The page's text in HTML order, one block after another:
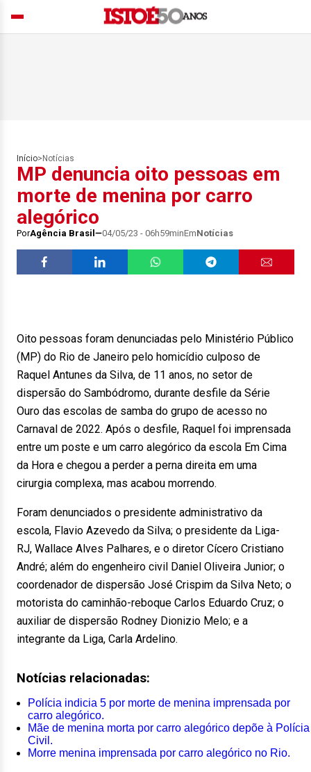
Início> Notícias
MP denuncia oito pessoas em
morte de menina por carro
alegórico
PorAgência Brasil 04/05/23 - 06h59minEmNotícias
Oito pessoas foram denunciadas pelo Ministério Público
(MP) do Rio de Janeiro pelo homicídio culposo de
Raquel Antunes da Silva, de 11 anos, no setor de
dispersão do Sambódromo, durante desfile da Série
Ouro das escolas de samba do grupo de acesso no
Carnaval de 2022. Após o desfile, Raquel foi imprensada
entre um poste e um carro alegórico da escola Em Cima
da Hora e chegou a perder a perna direita em uma
cirurgia complexa, mas acabou morrendo.
Foram denunciados o presidente administrativo da
escola, Flavio Azevedo da Silva; o presidente da Liga-
RJ, Wallace Alves Palhares, e o diretor Cícero Cristiano
André; além do engenheiro civil Daniel Oliveira Junior; o
coordenador de dispersão José Crispim da Silva Neto; o
motorista do caminhão-reboque Carlos Eduardo Cruz; o
auxiliar de dispersão Rodney Dionizio Melo; e a
integrante da Liga, Carla Ardelino.
Notícias relacionadas:
Polícia indicia 5 por morte de menina imprensada por
carro alegórico.
Mãe de menina morta por carro alegórico depõe à Polícia
Civil.
Morre menina imprensada por carro alegórico no Rio.